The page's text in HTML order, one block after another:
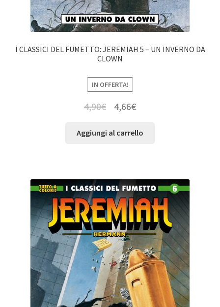
I CLASSICI DEL FUMETTO: JEREMIAH 5 – UN INVERNO DA
CLOWN
IN OFFERTA!
4,90€ 4,66€
Aggiungi al carrello